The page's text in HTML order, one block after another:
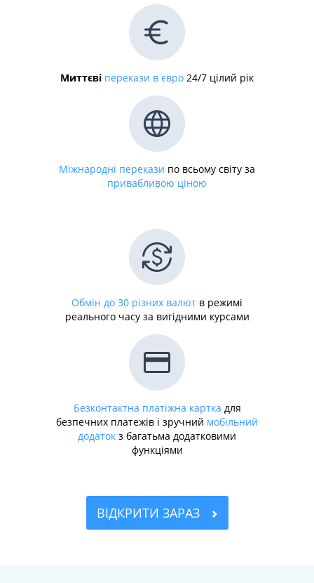
Миттєві перекази в євро 24/7 цілий рік
Міжнародні перекази по всьому світу за
привабливою ціною
Обмін до 30 різних валют в режимі
реального часу за вигідними курсами
Безконтактна платіжна картка для
безпечних платежів і зручний мобільний
додаток з багатьма додатковими
функціями
ВІДКРИТИ ЗАРАЗ